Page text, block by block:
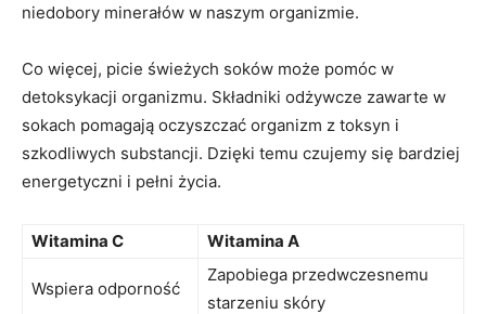
niedobory minerałów w naszym organizmie.
Co więcej, picie świeżych‍ soków może pomóc w
detoksykacji organizmu. Składniki odżywcze‌ zawarte w
‍sokach⁣ pomagają oczyszczać organizm z toksyn i
szkodliwych substancji. Dzięki⁣ temu czujemy się​ bardziej
⁢energetyczni i pełni życia.
Witamina‍ C Witamina A
Wspiera odporność
Zapobiega przedwczesnemu
starzeniu skóry